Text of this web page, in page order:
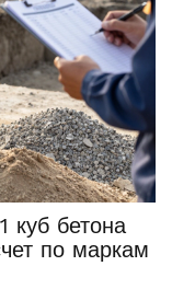
куб бетона
по маркам